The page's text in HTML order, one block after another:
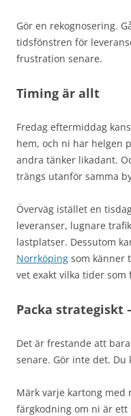
Gör en rekognosering.
tidsfönstren för
frustration senare.
Timing är allt
Fredag eftermiddag
hem, och ni har helgen
andra tänker likadant.
trängs utanför samma
Överväg istället en
leveranser, lugnare
lastplatser. Dessutom
Norrköping som känner
vet exakt vilka tider som
Packa strategiskt
Det är frestande att
senare. Gör inte det. Du
Märk varje kartong med
färgkodning om ni är